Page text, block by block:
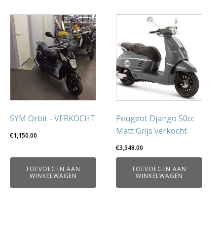
SYM Orbit - VERKOCHT
€1,150.00
TOEVOEGEN AAN
WINKELWAGEN
Peugeot Django 50cc
Matt Grijs verkocht
€3,548.00
TOEVOEGEN AAN
WINKELWAGEN